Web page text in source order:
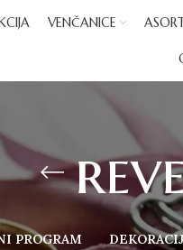
VENČANICE
PROGRAM